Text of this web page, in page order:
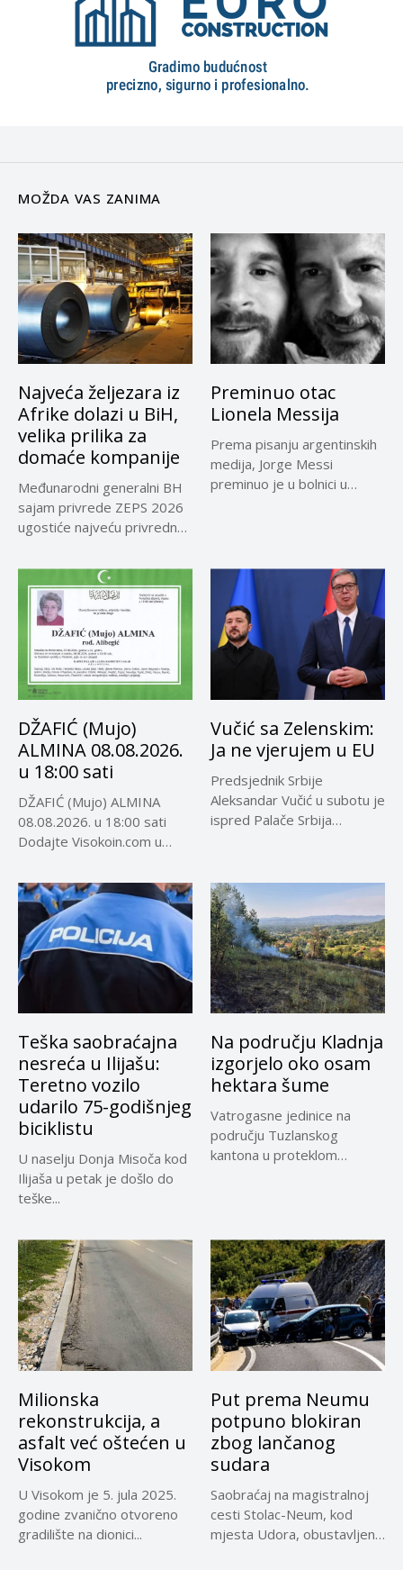
MOŽDA VAS ZANIMA
Najveća željezara iz
Afrike dolazi u BiH,
velika prilika za
domaće kompanije
Međunarodni generalni BH
sajam privrede ZEPS 2026
ugostiće najveću privrednu
Preminuo otac
Lionela Messija
Prema pisanju argentinskih
medija, Jorge Messi
preminuo je u bolnici u
DŽAFIĆ (Mujo)
ALMINA 08.08.2026.
u 18:00 sati
DŽAFIĆ (Mujo) ALMINA
08.08.2026. u 18:00 sati
Dodajte Visokoin.com u
Vučić sa Zelenskim:
Ja ne vjerujem u EU
Predsjednik Srbije
Aleksandar Vučić u subotu je
ispred Palače Srbija
Teška saobraćajna
nesreća u Ilijašu:
Teretno vozilo
udarilo 75-godišnjeg
biciklistu
U naselju Donja Misoča kod
Ilijaša u petak je došlo do
teške...
Na području Kladnja
izgorjelo oko osam
hektara šume
Vatrogasne jedinice na
području Tuzlanskog
kantona u proteklom
Milionska
rekonstrukcija, a
asfalt već oštećen u
Visokom
U Visokom je 5. jula 2025.
godine zvanično otvoreno
gradilište na dionici...
Put prema Neumu
potpuno blokiran
zbog lančanog
sudara
Saobraćaj na magistralnoj
cesti Stolac-Neum, kod
mjesta Udora, obustavljen